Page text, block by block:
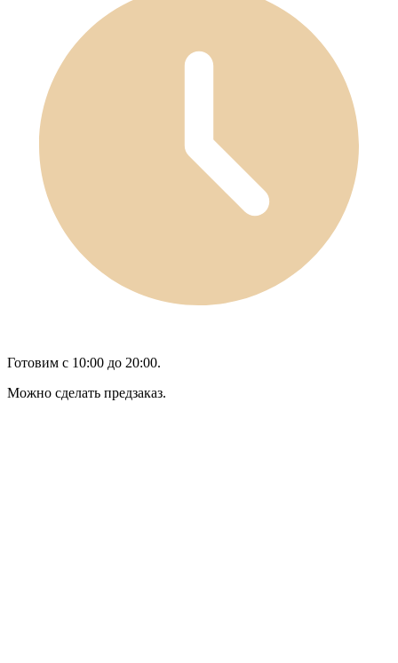
Готовим с 10:00 до 20:00.
Можно сделать предзаказ.